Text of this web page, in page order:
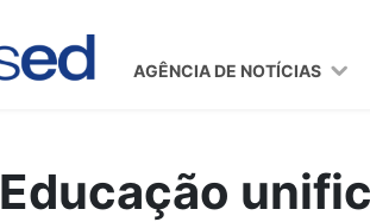
AGÊNCIA DE NOTÍCIAS
Educação